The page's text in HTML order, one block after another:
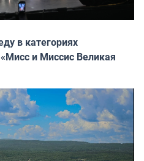
в категориях
и Миссис Великая